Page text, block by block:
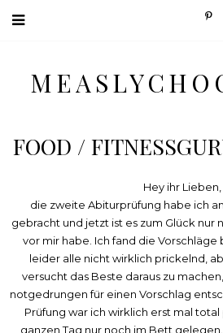
FOOD /
Hey ihr Lieben,
die zweite Abiturprüfung habe ich
gebracht und jetzt ist es zum Glück nur
vor mir habe. Ich fand die
leider alle nicht wirklich prickelnd,
versucht das Beste daraus zu
notgedrungen für einen Vorschlag
Prüfung war ich wirklich erst mal
ganzen Tag nur noch im Bett